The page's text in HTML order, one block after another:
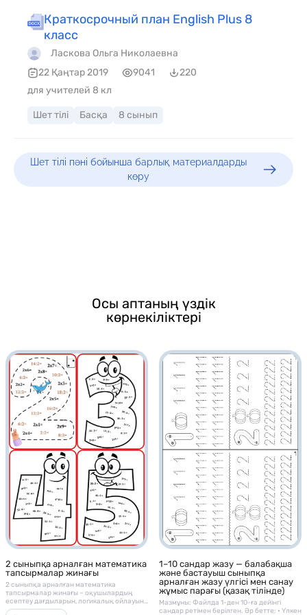
Краткосрочный план English Plus 8
класс
Ласкова Ольга Николаевна
22 Қаңтар 2019
9041
220
для учителей 8 кл
Шет тілі Басқа 8 сынып
Шет тілі пәні бойынша барлық материалдарды
көру
Осы аптаның үздік
көрнекіліктері
2 сыныпқа арналған математика
тапсырмалар жинағы
2 сыныпқа арналған математика
тапсырмалар жинағы – оқушылардың
есептеу дағдыларын, логикалық ойлауын
және математикалық сауаттылығын
1–10 сандар жазу — балабақша
және бастауыш сыныпқа
арналған жазу үлгісі мен санау
жұмыс парағы (қазақ тілінде)
Мазмұны: Файлда 1-ден 10-ға дейінгі
сандар ретімен берілген. Әр бетте: • Үлкен